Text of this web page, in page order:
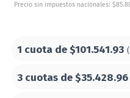
Precio sin impuestos nacionales:
1 cuota de$101.541.93
3 cuotas de$35.428.96